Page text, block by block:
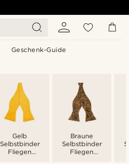
Geschenk-Guide
Gelb
Selbstbinder
Fliegen
Braune
Selbstbinder
Fliegen